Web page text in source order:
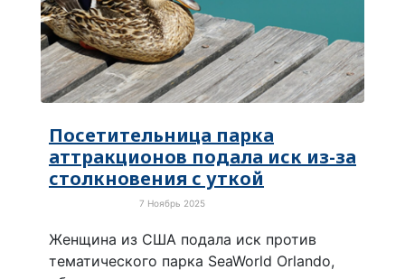
Посетительница парка
аттракционов подала иск из-за
столкновения с уткой
7 Ноябрь 2025
Женщина из США подала иск против
тематического парка SeaWorld Orlando,